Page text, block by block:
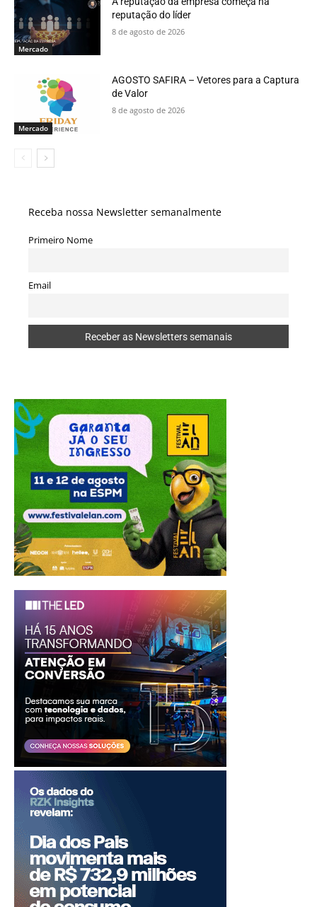
Mercado
reputação do líder
8 de agosto de 2026
Mercado
AGOSTO SAFIRA – Vetores para a Captura
de Valor
8 de agosto de 2026
Receba nossa Newsletter semanalmente
Primeiro Nome
Email